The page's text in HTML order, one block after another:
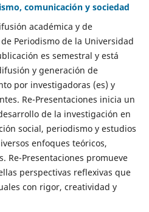
comunicación y sociedad
académica y de
Periodismo de la Universidad
es semestral y está
y generación de
por investigadoras (es) y
Re-Presentaciones inicia un
de la investigación en
social, periodismo y estudios
enfoques teóricos,
Re-Presentaciones promueve
perspectivas reflexivas que
con rigor, creatividad y